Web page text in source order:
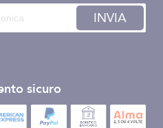
INVIA
sicuro